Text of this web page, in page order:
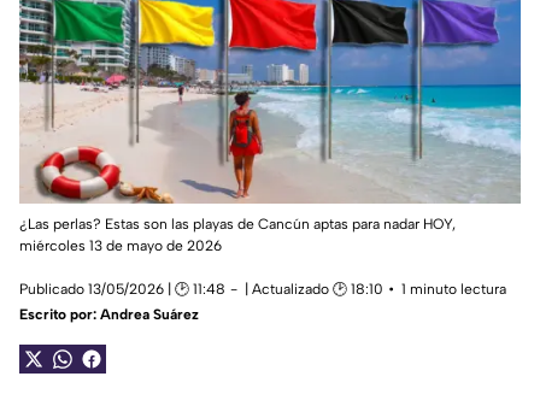
¿Las perlas? Estas son las playas de Cancún aptas para nadar HOY,
miércoles 13 de mayo de 2026
Publicado 13/05/2026 | 🕑 11:48 | Actualizado 🕑 18:10
1 minuto lectura
Escrito por: Andrea Suárez